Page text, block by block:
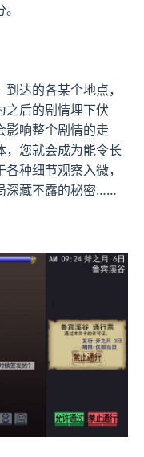
达的各某个地点，
之后的剧情埋下伏
影响整个剧情的走
，您就会成为能令长
种细节观察入微，
深藏不露的秘密……